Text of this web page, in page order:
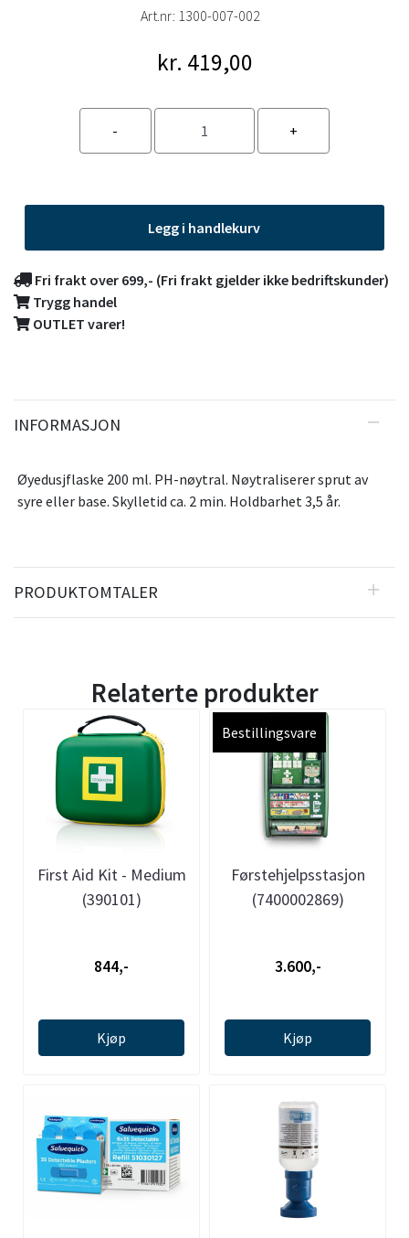
Art.nr: 1300-007-002
kr. 419,00
Legg i handlekurv
Fri frakt over 699,- (Fri frakt gjelder ikke bedriftskunder)
Trygg handel
OUTLET varer!
INFORMASJON
Øyedusjflaske 200 ml. PH-nøytral. Nøytraliserer sprut av
syre eller base. Skylletid ca. 2 min. Holdbarhet 3,5 år.
PRODUKTOMTALER
Relaterte produkter
First Aid Kit - Medium
(390101)
844,-
Kjøp
Bestillingsvare
Førstehjelpsstasjon
(7400002869)
3.600,-
Kjøp